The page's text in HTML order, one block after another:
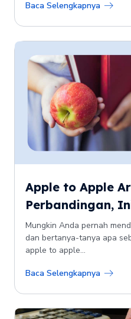
Baca Selengkapnya
Apple to Apple
Perbandingan,
Mungkin Anda pernah
dan bertanya-tanya apa
apple to apple...
Baca Selengkapnya